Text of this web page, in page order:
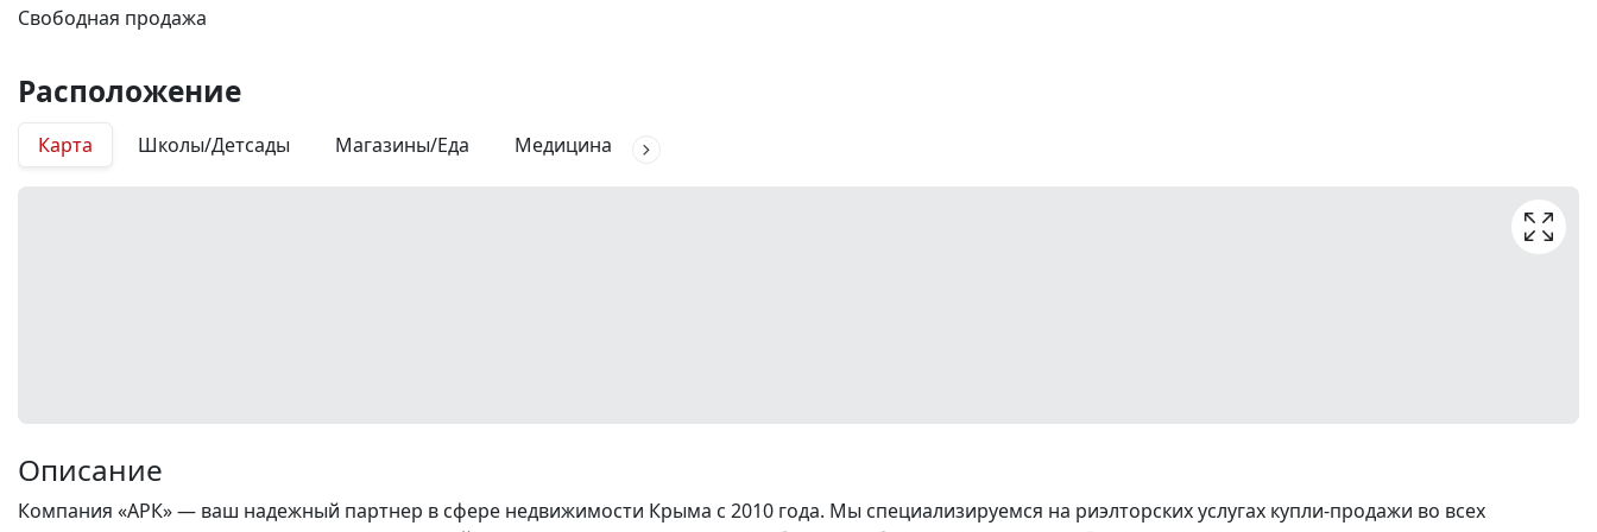
Свободная продажа
Расположение
Карта Школы/Детсады Магазины/Еда Медицина
Описание
Компания «АРК» — ваш надежный партнер в сфере недвижимости Крыма с 2010 года. Мы специализируемся на риэлторских услугах купли-продажи во всех